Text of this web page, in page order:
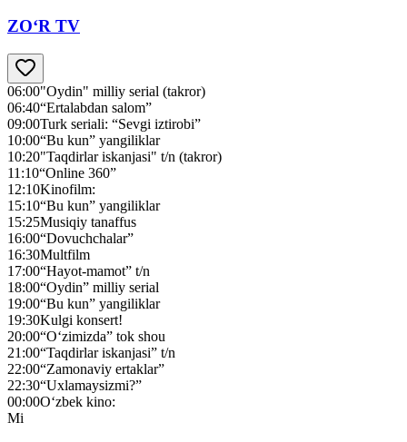
ZO‘R TV
06:00"Oydin" milliy serial (takror)
06:40“Ertalabdan salom”
09:00Turk seriali: “Sevgi iztirobi”
10:00“Bu kun” yangiliklar
10:20"Taqdirlar iskanjasi" t/n (takror)
11:10“Online 360”
12:10Kinofilm:
15:10“Bu kun” yangiliklar
15:25Musiqiy tanaffus
16:00“Dovuchchalar”
16:30Multfilm
17:00“Hayot-mamot” t/n
18:00“Oydin” milliy serial
19:00“Bu kun” yangiliklar
19:30Kulgi konsert!
20:00“O‘zimizda” tok shou
21:00“Taqdirlar iskanjasi” t/n
22:00“Zamonaviy ertaklar”
22:30“Uxlamaysizmi?”
00:00O‘zbek kino:
Mi